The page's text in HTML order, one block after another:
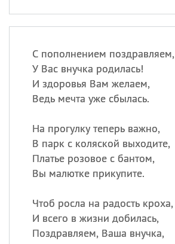
С пополнением поздравляем,
У Вас внучка родилась!
И здоровья Вам желаем,
Ведь мечта уже сбылась.
На прогулку теперь важно,
В парк с коляской выходите,
Платье розовое с бантом,
Вы малютке прикупите.
Чтоб росла на радость кроха,
И всего в жизни добилась,
Поздравляем, Ваша внучка,